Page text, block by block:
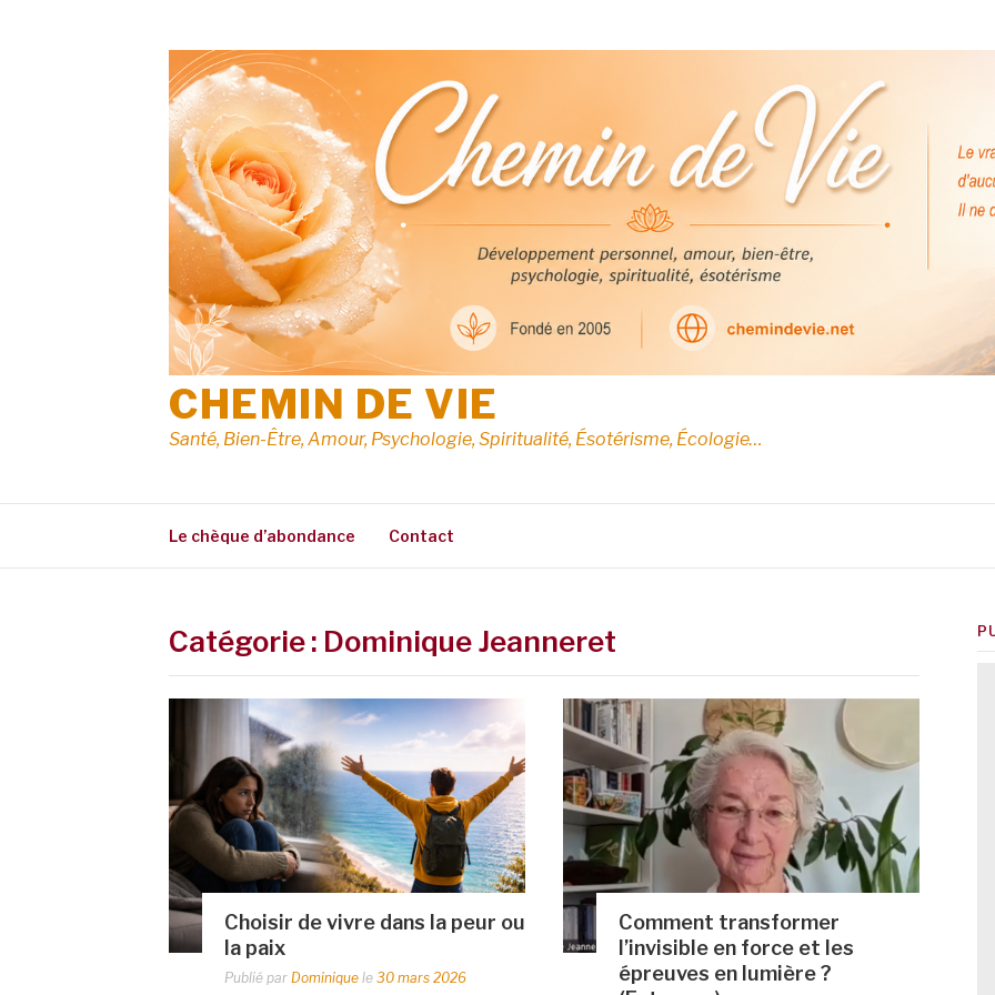
CHEMIN DE VIE
Santé, Bien-Être, Amour, Psychologie, Spiritualité, Ésotérisme, Écologie…
Le chèque d’abondance Contact
Catégorie : Dominique Jeanneret
Choisir de vivre dans la peur ou
la paix
Publié par Dominique le 30 mars 2026
Comment transformer
l’invisible en force et les
épreuves en lumière ?